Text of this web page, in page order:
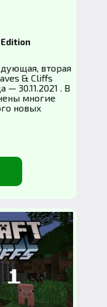
Edition
вторая
& Cliffs
30.11.2021 . В
многие
новых